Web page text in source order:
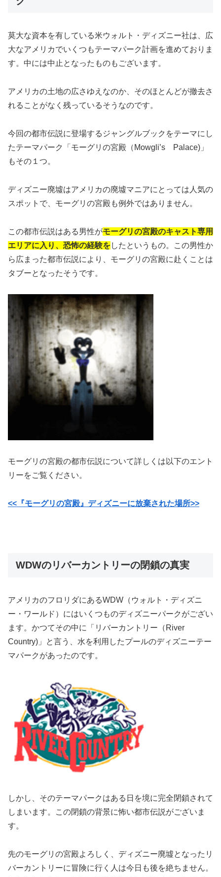
莫大な資本を有している米ウォルト・ディズニー社は、広
大なアメリカでいくつもテーマパーク計画を進めておりま
す。中には中止となったものもございます。
アメリカの土地の広さゆえなのか、そのほとんどが撤去さ
れることがなく残っているそうなのです。
今回の都市伝説に登場するジャングルブックをテーマにし
たテーマパーク「モーグリの宮殿（Mowgli’s Palace)」
もその１つ。
ディズニー廃墟はアメリカの廃墟マニアにとっては人気の
スポットで、モーグリの宮殿も例外ではありません。
この都市伝説はある男性がモーグリの宮殿のキャスト専用
エリアに入り、恐怖の経験を したというもの。この男性か
ら広まった都市伝説により、モーグリの宮殿に赴くことは
タブーとなったそうです。
モーグリの宮殿の都市伝説について詳しくは以下のエント
リーをご覧ください。
<<『モーグリの宮殿』ディズニーに放棄された場所>>
WDWのリバーカントリーの閉鎖の真実
アメリカのフロリダにあるWDW（ウォルト・ディズニ
ー・ワールド）にはいくつものディズニーパークがござい
ます。かつてその中に「リバーカントリー（River
Country)」と言う、水を利用したプールのディズニーテー
マパークがあったのです。
しかし、そのテーマパークはある日を境に完全閉鎖されて
しまいます。この閉鎖の背景に怖い都市伝説がございま
す。
先のモーグリの宮殿よろしく、ディズニー廃墟となったリ
バーカントリーに冒険に行く人は今日も後を絶ちません。